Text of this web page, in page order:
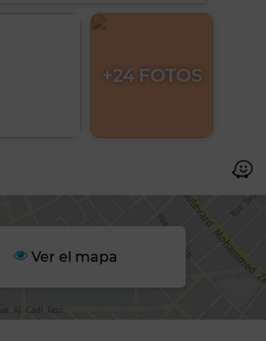
+24 FOTOS
Ver el mapa